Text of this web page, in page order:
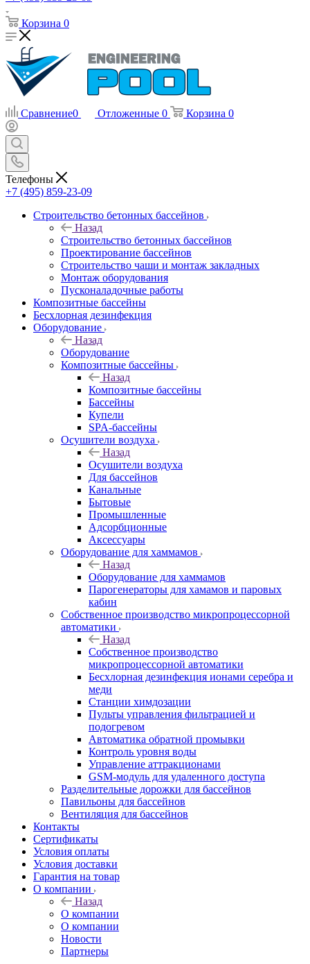
Корзина 0
Сравнение0 Отложенные 0 Корзина 0
Телефоны
+7 (495) 859-23-09
Строительство бетонных бассейнов
Назад
Строительство бетонных бассейнов
Проектирование бассейнов
Строительство чаши и монтаж закладных
Монтаж оборудования
Пусконаладочные работы
Композитные бассейны
Бесхлорная дезинфекция
Оборудование
Назад
Оборудование
Композитные бассейны
Назад
Композитные бассейны
Бассейны
Купели
SPA-бассейны
Осушители воздуха
Назад
Осушители воздуха
Для бассейнов
Канальные
Бытовые
Промышленные
Адсорбционные
Аксессуары
Оборудование для хаммамов
Назад
Оборудование для хаммамов
Парогенераторы для хамамов и паровых
кабин
Собственное производство микропроцессорной
автоматики
Назад
Собственное производство
микропроцессорной автоматики
Беcхлорная дезинфекция ионами серебра и
меди
Станции химдозации
Пульты управления фильтрацией и
подогревом
Автоматика обратной промывки
Контроль уровня воды
Управление аттракционами
GSM-модуль для удаленного доступа
Разделительные дорожки для бассейнов
Павильоны для бассейнов
Вентиляция для бассейнов
Контакты
Сертификаты
Условия оплаты
Условия доставки
Гарантия на товар
О компании
Назад
О компании
О компании
Новости
Партнеры